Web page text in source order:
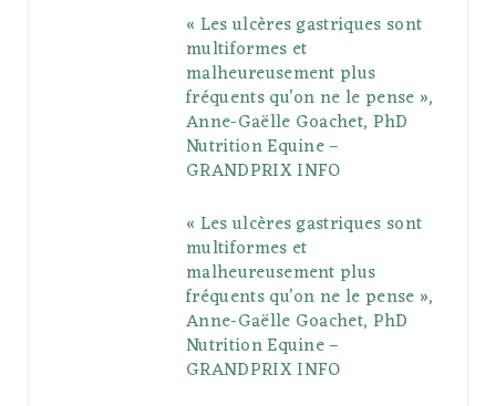
e
P
l
s
g
r
a
m
r
e
s
r
« Les ulcères gastriques sont
multiformes et
malheureusement plus
fréquents qu’on ne le pense »,
Anne-Gaëlle Goachet, PhD
Nutrition Equine –
GRANDPRIX INFO
« Les ulcères gastriques sont
multiformes et
malheureusement plus
fréquents qu’on ne le pense »,
Anne-Gaëlle Goachet, PhD
Nutrition Equine –
GRANDPRIX INFO